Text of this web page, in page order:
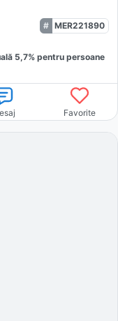
MER221890
5,7% pentru persoane
Favorite